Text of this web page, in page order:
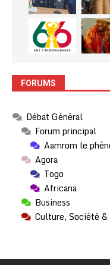
FORUMS
Débat Général
Forum principal
Aamrom le
Agora
Togo
Africana
Business
Culture, Société &